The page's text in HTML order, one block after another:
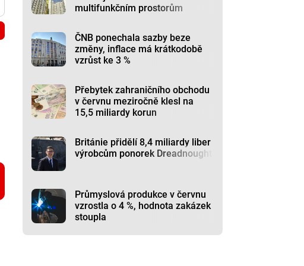
multifunkčním prostorům
ČNB ponechala sazby beze
změny, inflace má krátkodobě
vzrůst ke 3 %
Přebytek zahraničního obchodu
v červnu meziročně klesl na
15,5 miliardy korun
Británie přidělí 8,4 miliardy liber
výrobcům ponorek Dreadnought
Průmyslová produkce v červnu
vzrostla o 4 %, hodnota zakázek
stoupla